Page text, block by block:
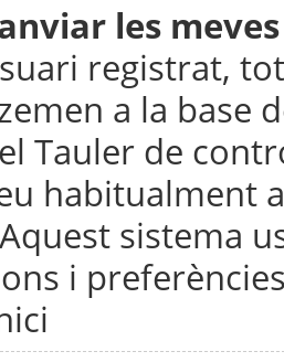
les
registrat,
a la
Tauler de
habitualment
sistema
i